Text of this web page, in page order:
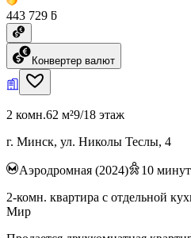
443 729 ƃ
Конвертер валют
2 комн.62 м²9/18 этаж
г. Минск, ул. Николы Теслы, 4
Аэродромная (2024) 10 минут
2-комн. квартира с отдельной
Мир